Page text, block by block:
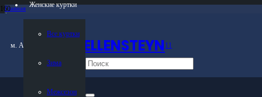
м. Автозаводская WELLENSTEYN11
Женские куртки
Все куртки
Зима
Межсезон
Главная
/
Женские куртки
Демисезон
Carmel-716 Eisblau